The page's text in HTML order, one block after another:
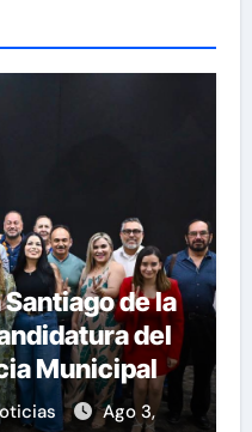
de la
del
Municipal
Ago 3,